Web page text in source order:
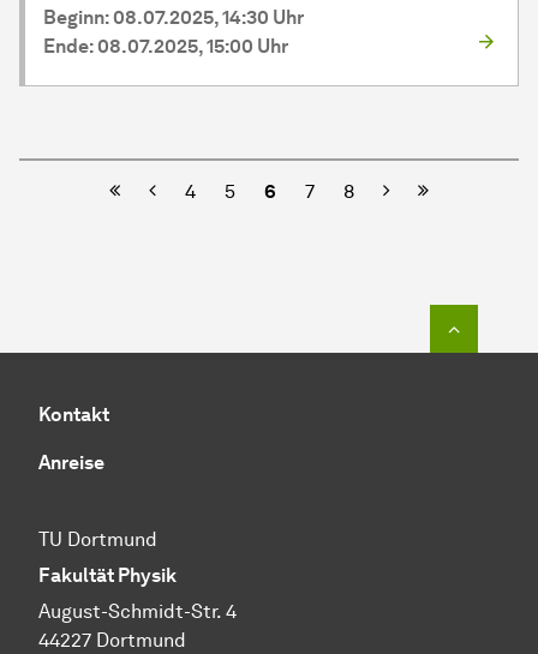
Beginn: 08.07.2025, 14:30 Uhr
Ende: 08.07.2025, 15:00 Uhr
Vorherige
4 5 6 7 8 Nächste
Kontakt
Anreise
TU Dortmund
Fakultät Physik
August-Schmidt-Str. 4
44227 Dortmund